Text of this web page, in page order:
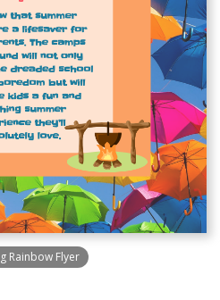
Rainbow Flyer